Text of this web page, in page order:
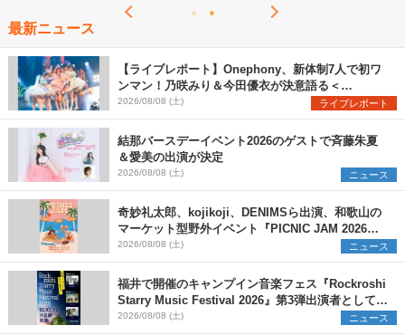
最新ニュース
【ライブレポート】Onephony、新体制7人で初ワ
ンマン！乃咲みり＆今田優衣が決意語る＜
Onephony新体制1st Oneman Live はじまりの夏
＞
2026/08/08 (土) ライブレポート
結那バースデーイベント2026のゲストで斉藤朱夏
＆愛美の出演が決定
2026/08/08 (土) ニュース
奇妙礼太郎、kojikoji、DENIMSら出演、和歌山の
マーケット型野外イベント『PICNIC JAM 2026』
早割チケット発売開始
2026/08/08 (土) ニュース
福井で開催のキャンプイン音楽フェス『Rockroshi
Starry Music Festival 2026』第3弾出演者として
SCOOBIE DO、かりゆし58、Reiを発表
2026/08/08 (土) ニュース